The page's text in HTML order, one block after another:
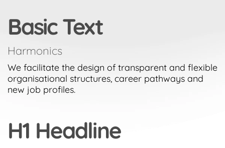
Basic Text
Harmonics
We facilitate the design of transparent and flexible
organisational structures, career pathways and
new job profiles.
H1 Headline